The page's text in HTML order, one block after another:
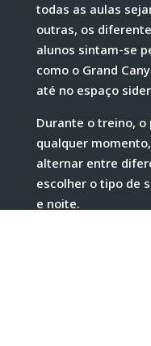
todas as aulas
outras, os
alunos sintam-se
como o Grand
até no espaço
Durante o treino, o
qualquer
alternar entre
escolher o tipo de
e noite.​